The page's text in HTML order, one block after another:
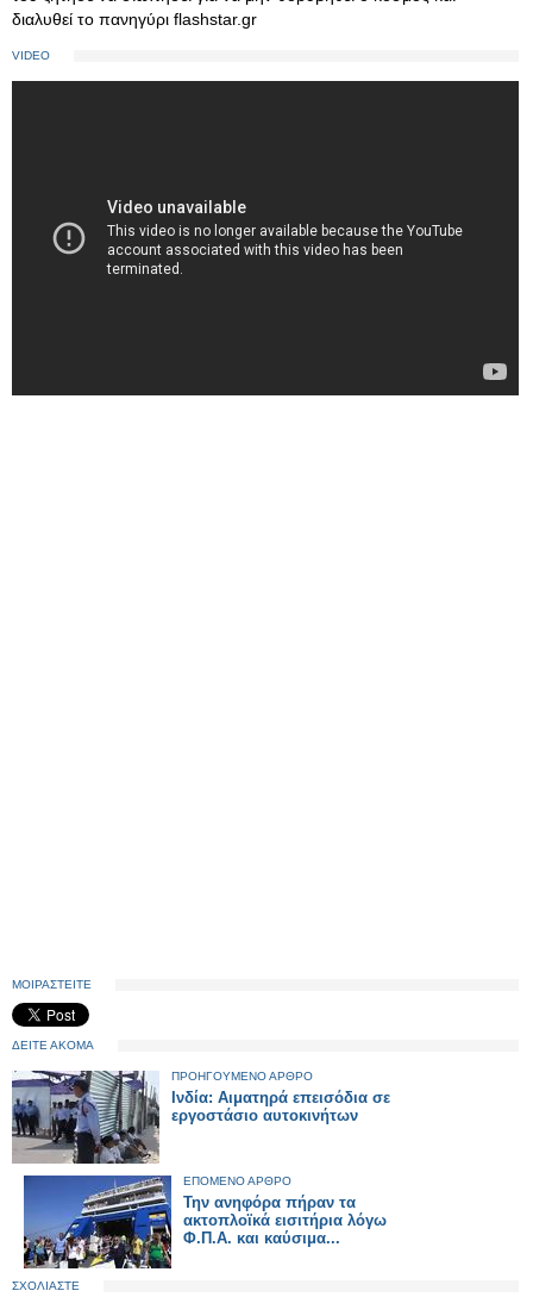
διαλυθεί το πανηγύρι flashstar.gr
VIDEO
ΜΟΙΡΑΣΤΕΙΤΕ
ΔΕΙΤΕ ΑΚΟΜΑ
ΠΡΟΗΓΟΥΜΕΝΟ ΑΡΘΡΟ
Ινδία: Αιματηρά επεισόδια σε
εργοστάσιο αυτοκινήτων
ΕΠΟΜΕΝΟ ΑΡΘΡΟ
Την ανηφόρα πήραν τα
ακτοπλοϊκά εισιτήρια λόγω
Φ.Π.Α. και καύσιμα...
ΣΧΟΛΙΑΣΤΕ